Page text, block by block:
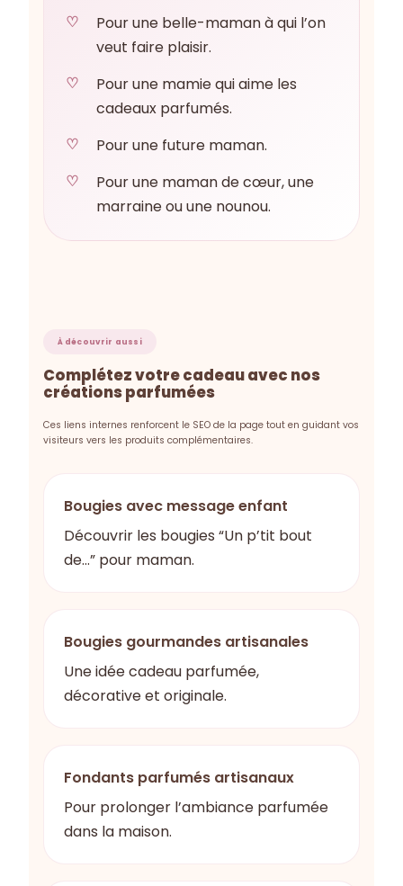
Pour une belle-maman à qui l’on
veut faire plaisir.
Pour une mamie qui aime les
cadeaux parfumés.
Pour une future maman.
Pour une maman de cœur, une
marraine ou une nounou.
À découvrir aussi
Complétez votre cadeau avec nos
créations parfumées
Ces liens internes renforcent le SEO de la page tout en guidant vos
visiteurs vers les produits complémentaires.
Bougies avec message enfant
Découvrir les bougies “Un p’tit bout
de...” pour maman.
Bougies gourmandes artisanales
Une idée cadeau parfumée,
décorative et originale.
Fondants parfumés artisanaux
Pour prolonger l’ambiance parfumée
dans la maison.